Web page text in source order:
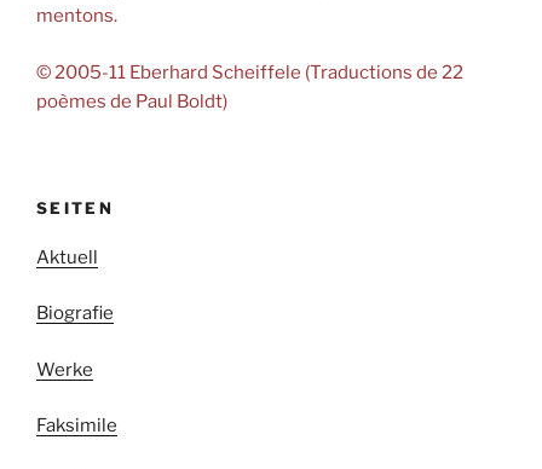
mentons.
© 2005-11 Eberhard Scheiffele (Traductions de 22
poèmes de Paul Boldt)
SEITEN
Aktuell
Biografie
Werke
Faksimile